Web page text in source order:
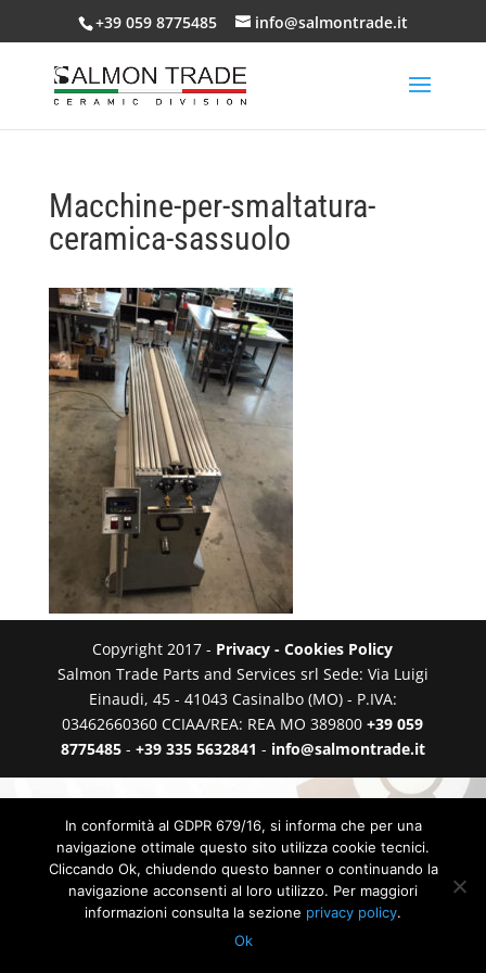
+39 059 8775485 info@salmontrade.it
Macchine-per-smaltatura-
ceramica-sassuolo
Copyright 2017 - Privacy - Cookies Policy
Salmon Trade Parts and Services srl Sede: Via Luigi
Einaudi, 45 - 41043 Casinalbo (MO) - P.IVA:
03462660360 CCIAA/REA: REA MO 389800+39 059
8775485 - +39 335 5632841 - info@salmontrade.it
In conformità al GDPR 679/16, si informa che per una
navigazione ottimale questo sito utilizza cookie tecnici.
Cliccando Ok, chiudendo questo banner o continuando la
navigazione acconsenti al loro utilizzo. Per maggiori
informazioni consulta la sezione privacy policy.
Ok